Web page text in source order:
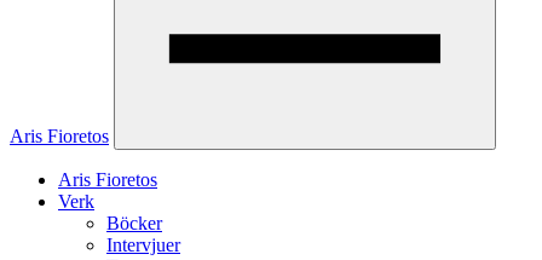
Aris Fioretos
Aris Fioretos
Verk
Böcker
Intervjuer